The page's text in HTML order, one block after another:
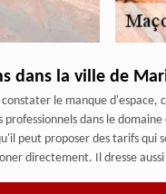
dans la ville de
le manque
dans le
peut proposer des tarifs qui
directement. Il dresse